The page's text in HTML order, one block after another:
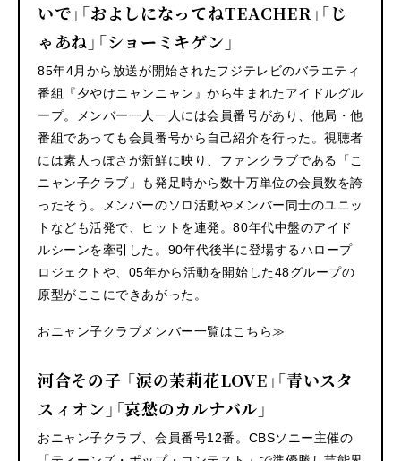
いで」「およしになってねTEACHER」「じ
ゃあね」「ショーミキゲン」
85年4月から放送が開始されたフジテレビのバラエティ
番組『夕やけニャンニャン』から生まれたアイドルグル
ープ。メンバー一人一人には会員番号があり、他局・他
番組であっても会員番号から自己紹介を行った。視聴者
には素人っぽさが新鮮に映り、ファンクラブである「こ
ニャン子クラブ」も発足時から数十万単位の会員数を誇
ったそう。メンバーのソロ活動やメンバー同士のユニッ
トなども活発で、ヒットを連発。80年代中盤のアイド
ルシーンを牽引した。90年代後半に登場するハロープ
ロジェクトや、05年から活動を開始した48グループの
原型がここにできあがった。
おニャン子クラブメンバー一覧はこちら≫
河合その子 「涙の茉莉花LOVE」「青いスタ
スィオン」「哀愁のカルナバル」
おニャン子クラブ、会員番号12番。CBSソニー主催の